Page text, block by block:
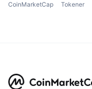
CoinMarketCap Tokener